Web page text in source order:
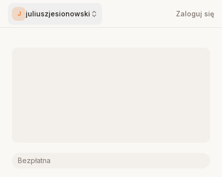
J juliuszjesionowski Zaloguj się
Bezpłatna